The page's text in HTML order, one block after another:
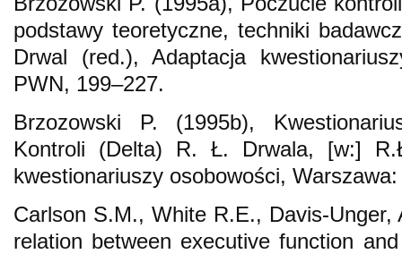
podstawy teoretyczne, techniki
Drwal (red.), Adaptacja
PWN, 199–227.
Brzozowski P. (1995b),
Kontroli (Delta) R. Ł. Drwala, [w:]
kwestionariuszy osobowości,
Carlson S.M., White R.E., Davis-
relation between executive function